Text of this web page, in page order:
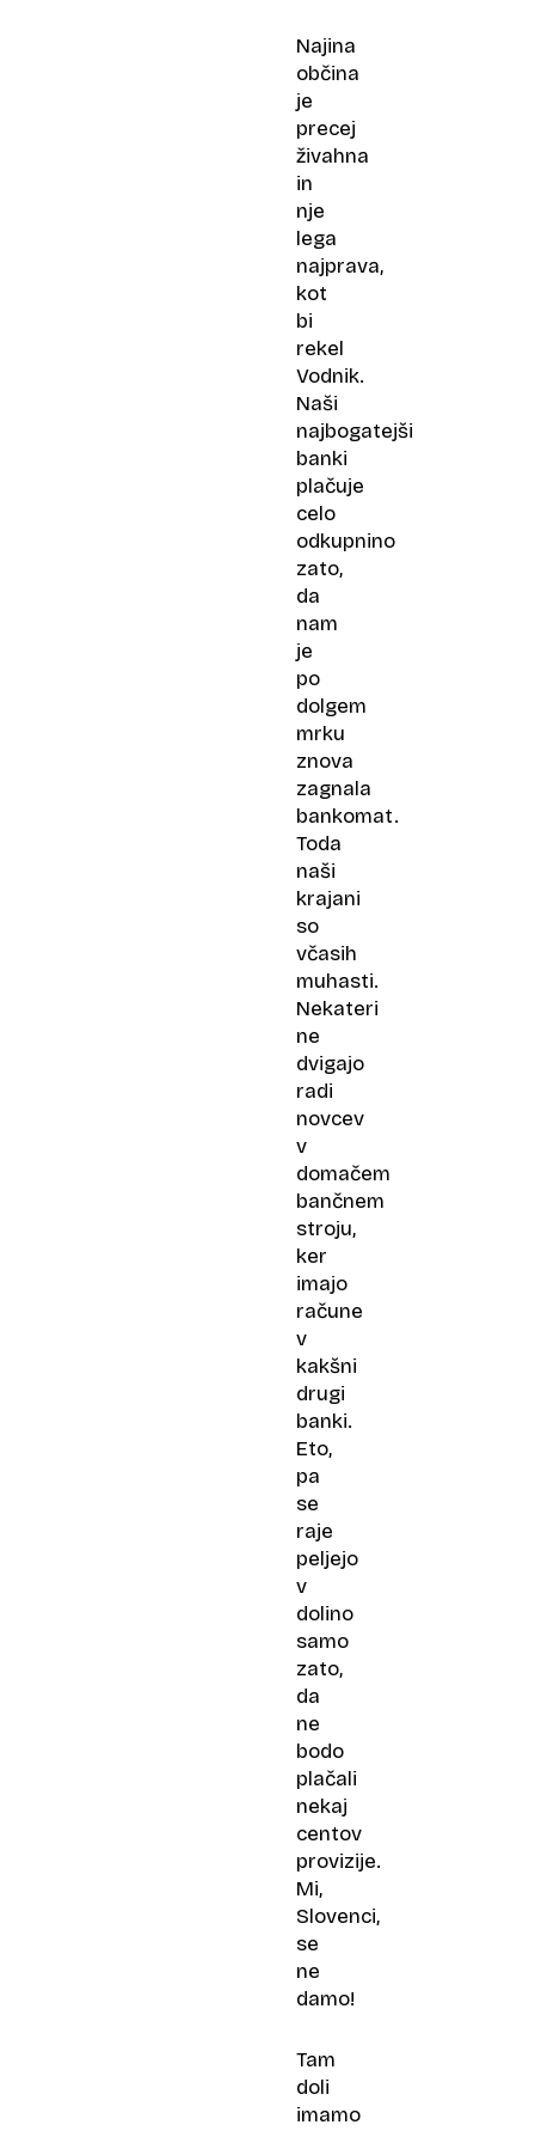
Najina
občina
je
precej
živahna
in
nje
lega
najprava,
kot
bi
rekel
Vodnik.
Naši
najbogatejši
banki
plačuje
celo
odkupnino
zato,
da
nam
je
po
dolgem
mrku
znova
zagnala
bankomat.
Toda
naši
krajani
so
včasih
muhasti.
Nekateri
ne
dvigajo
radi
novcev
v
domačem
bančnem
stroju,
ker
imajo
račune
v
kakšni
drugi
banki.
Eto,
pa
se
raje
peljejo
v
dolino
samo
zato,
da
ne
bodo
plačali
nekaj
centov
provizije.
Mi,
Slovenci,
se
ne
damo!
Tam
doli
imamo